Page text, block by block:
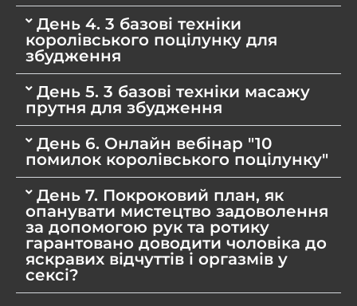
День 4. 3 базові техніки
королівського поцілунку для
збудження
День 5. 3 базові техніки масажу
прутня для збудження
День 6. Онлайн вебінар "10
помилок королівського поцілунку"
День 7. Покроковий план, як
опанувати мистецтво задоволення
за допомогою рук та ротику
гарантовано доводити чоловіка до
яскравих відчуттів і оргазмів у
сексі?